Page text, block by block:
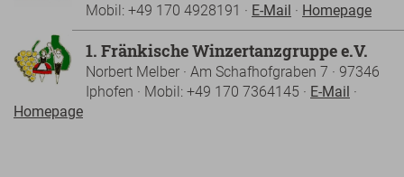
Mobil: +49 170 4928191 · E-Mail · Homepage
1. Fränkische Winzertanzgruppe e.V.
Norbert Melber · Am Schafhofgraben 7 · 97346
Iphofen · Mobil: +49 170 7364145 · E-Mail ·
Homepage